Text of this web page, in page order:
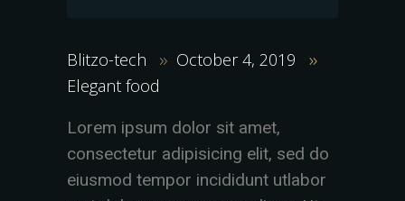
Blitzo-tech
October 4, 2019
Elegant food
Lorem ipsum dolor sit amet,
consectetur adipisicing elit, sed do
eiusmod tempor incididunt utlabor